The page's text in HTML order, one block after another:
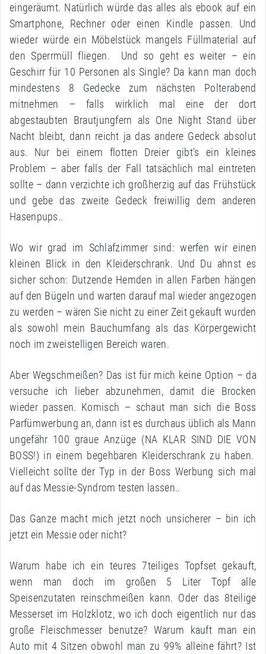
eingeräumt. Natürlich würde das alles als ebook auf ein
Smartphone, Rechner oder einen Kindle passen. Und
wieder würde ein Möbelstück mangels Füllmaterial auf
den Sperrmüll fliegen. Und so geht es weiter – ein
Geschirr für 10 Personen als Single? Da kann man doch
mindestens 8 Gedecke zum nächsten Polterabend
mitnehmen – falls wirklich mal eine der dort
abgestaubten Brautjungfern als One Night Stand über
Nacht bleibt, dann reicht ja das andere Gedeck absolut
aus. Nur bei einem flotten Dreier gibt’s ein kleines
Problem – aber falls der Fall tatsächlich mal eintreten
sollte – dann verzichte ich großherzig auf das Frühstück
und gebe das zweite Gedeck freiwillig dem anderen
Hasenpups..
Wo wir grad im Schlafzimmer sind: werfen wir einen
kleinen Blick in den Kleiderschrank. Und Du ahnst es
sicher schon: Dutzende Hemden in allen Farben hängen
auf den Bügeln und warten darauf mal wieder angezogen
zu werden – wären Sie nicht zu einer Zeit gekauft wurden
als sowohl mein Bauchumfang als das Körpergewicht
noch im zweistelligen Bereich waren.
Aber Wegschmeißen? Das ist für mich keine Option – da
versuche ich lieber abzunehmen, damit die Brocken
wieder passen. Komisch – schaut man sich die Boss
Parfümwerbung an, dann ist es durchaus üblich als Mann
ungefähr 100 graue Anzüge (NA KLAR SIND DIE VON
BOSS!) in einem begehbaren Kleiderschrank zu haben.
Vielleicht sollte der Typ in der Boss Werbung sich mal
auf das Messie-Syndrom testen lassen..
Das Ganze macht mich jetzt noch unsicherer – bin ich
jetzt ein Messie oder nicht?
Warum habe ich ein teures 7teiliges Topfset gekauft,
wenn man doch im großen 5 Liter Topf alle
Speisenzutaten reinschmeißen kann. Oder das 8teilige
Messerset im Holzklotz, wo ich doch eigentlich nur das
große Fleischmesser benutze? Warum kauft man ein
Auto mit 4 Sitzen obwohl man zu 99% alleine fährt? Ist